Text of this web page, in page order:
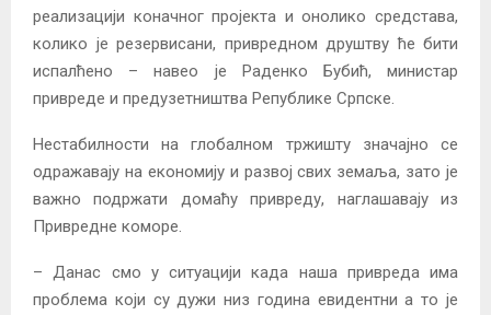
реализацији коначног пројекта и онолико средстава,
колико је резервисани, привредном друштву ће бити
испалћено – навео је Раденко Бубић, министар
привреде и предузетништва Републике Српске.
Нестабилности на глобалном тржишту значајно се
одражавају на економију и развој свих земаља, зато је
важно подржати домаћу привреду, наглашавају из
Привредне коморе.
– Данас смо у ситуацији када наша привреда има
проблема који су дужи низ година евидентни а то је